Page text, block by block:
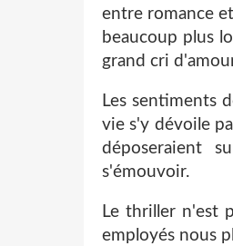
entre romance
beaucoup plus
grand cri
Les sentiments
vie s'y dévoile
déposeraient
s'émouvoir.
Le thriller n'est
employés nous